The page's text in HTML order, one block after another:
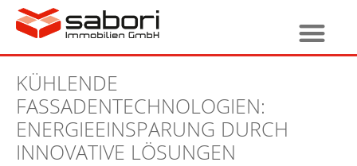
KÜHLENDE
FASSADENTECHNOLOGIEN:
ENERGIEEINSPARUNG DURCH
INNOVATIVE LÖSUNGEN